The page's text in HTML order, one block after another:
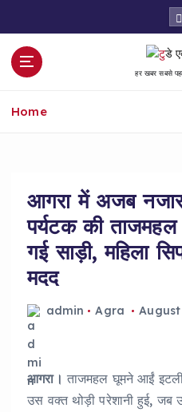
हर खबर सबसे
Home
आगरा में अजब
पर्यटक की
गई साड़ी, महिला
मदद
admin Agra August
आगरा। ताजमहल घूमने आईं इटली
उस वक्त थोड़ी परेशानी हुई, जब